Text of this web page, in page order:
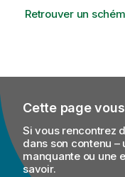
Retrouver un
Cette page
Si vous rencontrez
dans son contenu
manquante ou une
savoir.